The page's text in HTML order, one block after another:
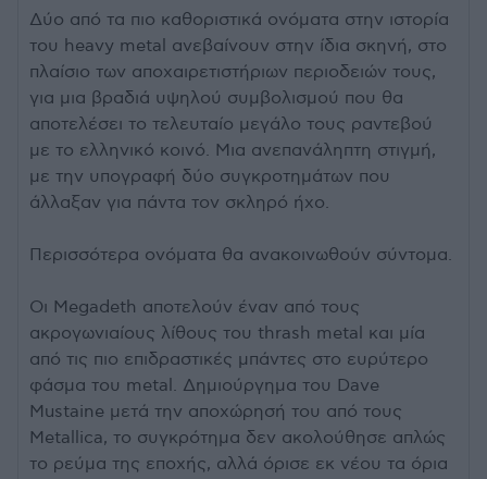
Δύο από τα πιο καθοριστικά ονόματα στην ιστορία
του heavy metal ανεβαίνουν στην ίδια σκηνή, στο
πλαίσιο των αποχαιρετιστήριων περιοδειών τους,
για μια βραδιά υψηλού συμβολισμού που θα
αποτελέσει το τελευταίο μεγάλο τους ραντεβού
με το ελληνικό κοινό. Μια ανεπανάληπτη στιγμή,
με την υπογραφή δύο συγκροτημάτων που
άλλαξαν για πάντα τον σκληρό ήχο.
Περισσότερα ονόματα θα ανακοινωθούν σύντομα.
Οι Megadeth αποτελούν έναν από τους
ακρογωνιαίους λίθους του thrash metal και μία
από τις πιο επιδραστικές μπάντες στο ευρύτερο
φάσμα του metal. Δημιούργημα του Dave
Mustaine μετά την αποχώρησή του από τους
Metallica, το συγκρότημα δεν ακολούθησε απλώς
το ρεύμα της εποχής, αλλά όρισε εκ νέου τα όρια